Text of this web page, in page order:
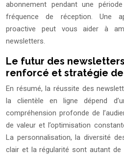
abonnement pendant une
fréquence de réception. Une
proactive peut vous aider à
newsletters.
Le futur des
renforcé et stratégie
En résumé, la réussite des
la clientèle en ligne dépend
compréhension profonde de
de valeur et l’optimisation
La personnalisation, la diversité
clair et la régularité sont autant de